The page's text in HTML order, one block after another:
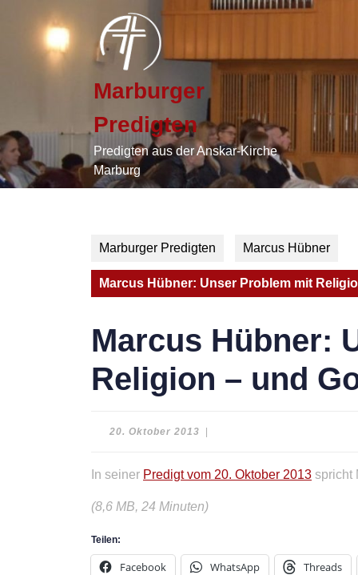
content
Marburger
Predigten
Predigten aus der Anskar-Kirche
Marburg
Marburger Predigten Marcus Hübner
Marcus Hübner: Unser Problem mit
Marcus Hübner:
Religion – und
20. Oktober 2013 20.
In seiner Predigt vom 20. Oktober 2013 spricht
(8,6 MB, 24 Minuten)
Teilen:
Facebook WhatsApp Threads